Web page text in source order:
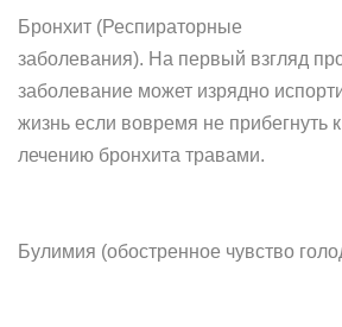
Бронхит (Респираторные
заболевания). На первый взгляд
заболевание может изрядно
жизнь если вовремя не прибегнуть к
лечению бронхита травами.
Булимия (обостренное чувство